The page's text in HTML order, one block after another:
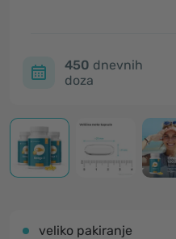
450 dnevnih
doza
veliko pakiranje